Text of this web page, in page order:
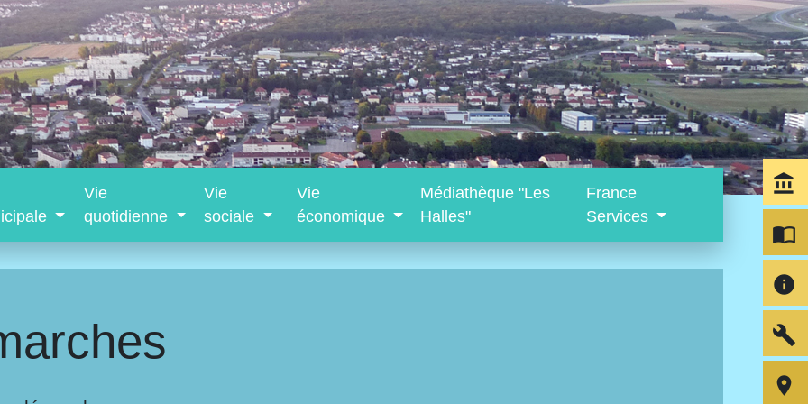
Vie
quotidienne
Vie
sociale
Vie
économique
Médiathèque "Les
Halles"
France
Services
account_balance
import_contacts
info
build
room